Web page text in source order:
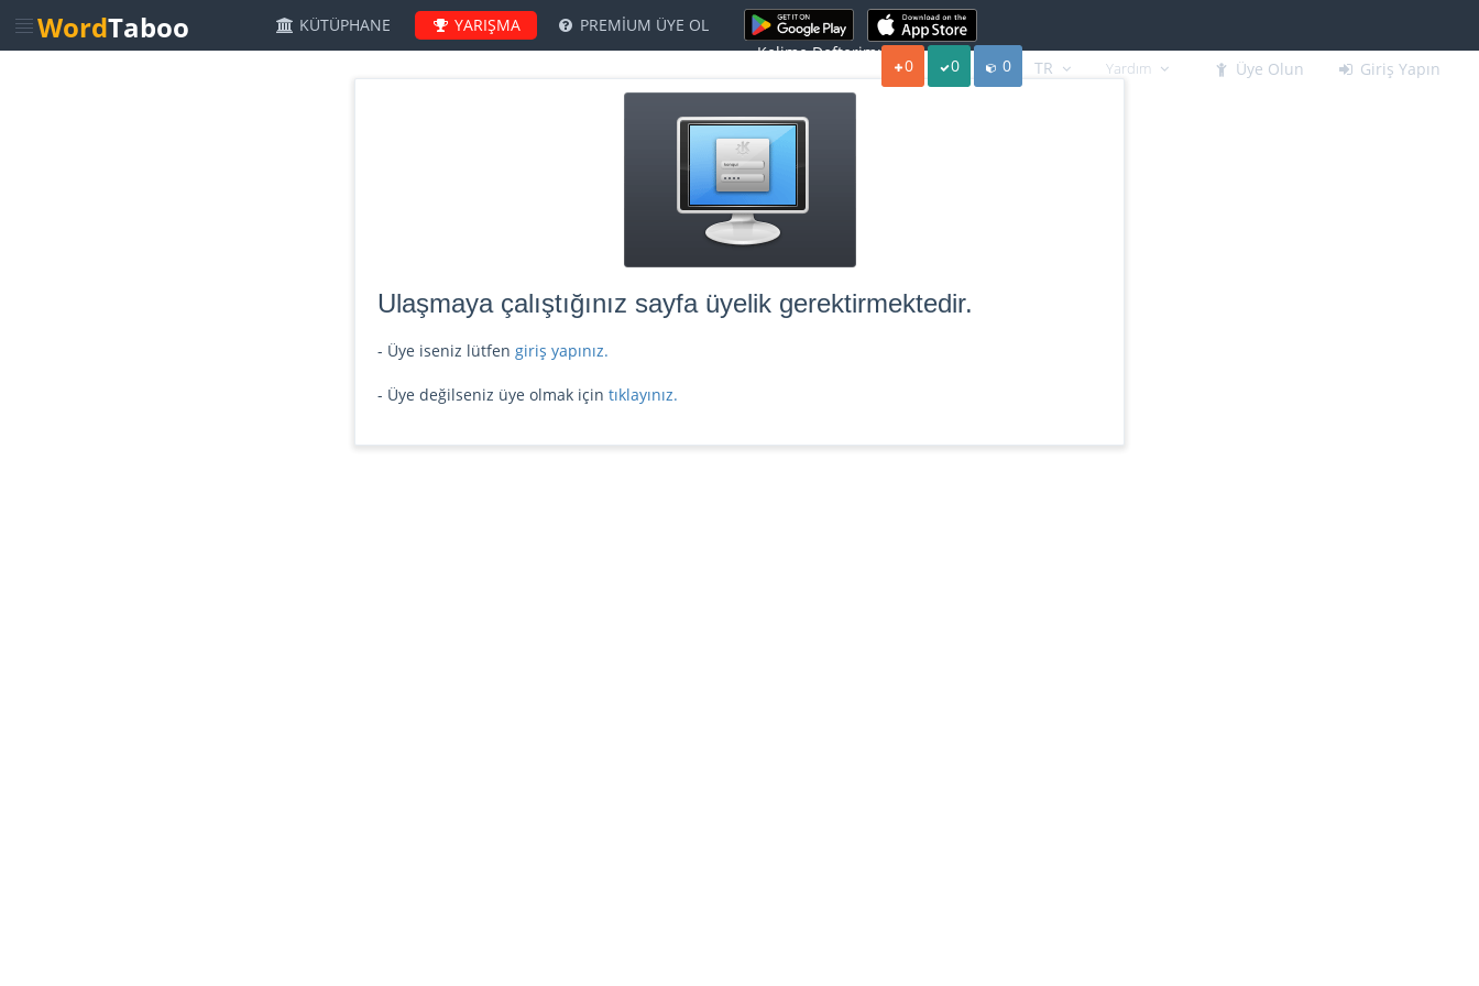
WordTaboo KÜTÜPHANE YARIŞMA PREMİUM ÜYE OL
Üye Olun Giriş Yapın
Yardım
TR
Kelime Defterim:
0 0 0
Ulaşmaya çalıştığınız sayfa üyelik gerektirmektedir.
- Üye iseniz lütfen giriş yapınız.
- Üye değilseniz üye olmak için tıklayınız.